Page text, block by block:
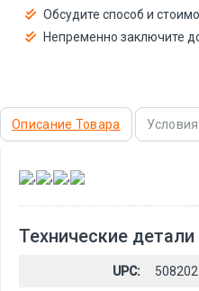
Обсудите способ и
Непременно заключите
Описание Товара
, , ,
Технические детали
UPC: